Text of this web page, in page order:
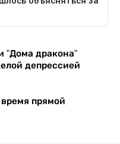
"Дома дракона"
депрессией
время прямой